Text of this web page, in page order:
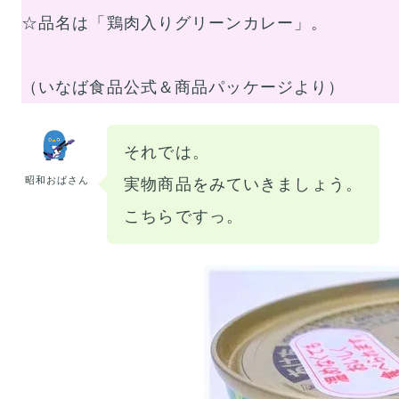
☆品名は「鶏肉入りグリーンカレー」。
（いなば食品公式＆商品パッケージより）
昭和おばさん
それでは。
実物商品をみていきましょう。
こちらですっ。